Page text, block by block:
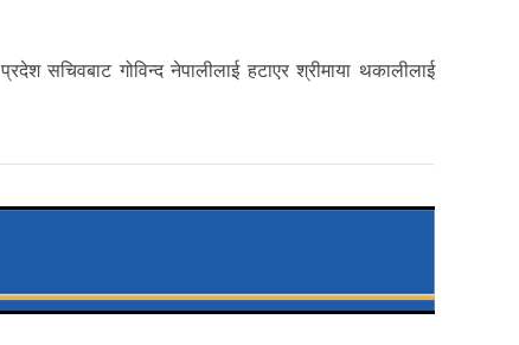
गोविन्द नेपालीलाई हटाएर श्रीमाया थकालीलाई